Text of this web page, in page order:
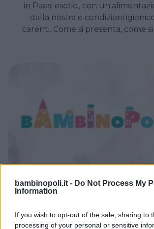
bambinopoli.it - Do Not Process My
Information
If you wish to opt-out of the sale, sharing to
processing of your personal or sensitive
in Paesi esotici, con
dalla nostra e condizioni
carenti. Come si presenta, come
PASSEGGINI CIUCCI
mamma e di un'